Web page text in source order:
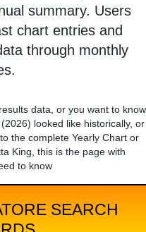
summary. Users
chart entries and
through monthly
data, or you want to know
looked like historically, or
the complete Yearly Chart or
King, this is the page with
to know
SEARCH